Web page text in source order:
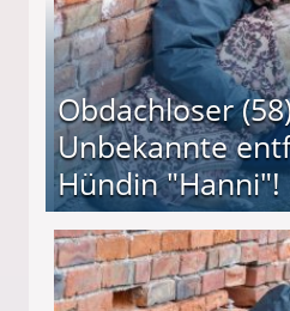
Obdachloser
Unbekannte
Hündin "Hanni"!
entführten seine Hündin